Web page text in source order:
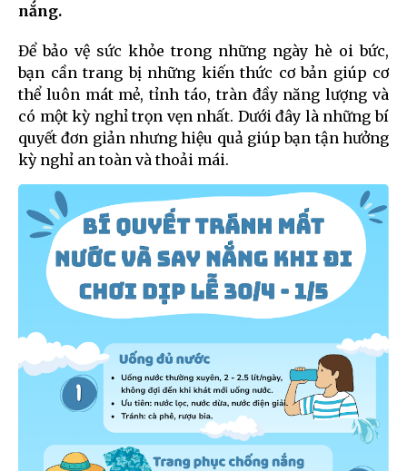
nắng.
Để bảo vệ sức khỏe trong những ngày hè oi bức,
bạn cần trang bị những kiến thức cơ bản giúp cơ
thể luôn mát mẻ, tỉnh táo, tràn đầy năng lượng và
có một kỳ nghỉ trọn vẹn nhất. Dưới đây là những bí
quyết đơn giản nhưng hiệu quả giúp bạn tận hưởng
kỳ nghỉ an toàn và thoải mái.